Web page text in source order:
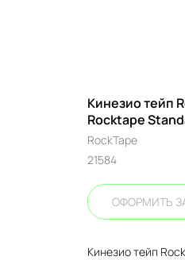
Кинезио тейп
Rocktape
RockTape
21584
ОФОРМИТЬ
Кинезио тейп